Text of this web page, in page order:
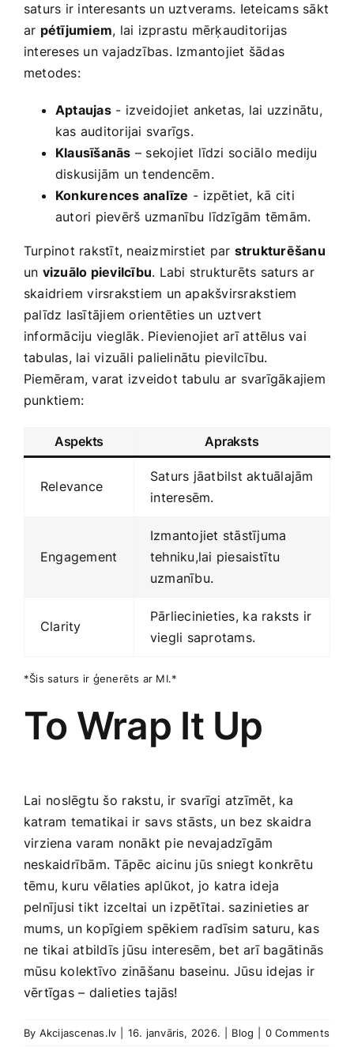
saturs ir interesants un uztverams. ​Ieteicams sākt
ar pétījumiem, lai izprastu mērķauditorijas
intereses un vajadzības. Izmantojiet ​šādas
metodes:
Aptaujas-‌ izveidojiet anketas,‍ lai uzzinātu,
kas auditorijai svarīgs.
Klausīšanās – sekojiet līdzi ⁣sociālo mediju
diskusijām​ un tendencēm.
Konkurences analīze -⁢ izpētiet, kā⁢ citi
autori pievērš uzmanību līdzīgām tēmām.
Turpinot rakstīt, neaizmirstiet​ par strukturēšanu
un vizuālo pievilcību. Labi strukturēts saturs ‌ar
skaidriem ‍virsrakstiem un apakšvirsrakstiem
palīdz lasītājiem ​orientēties un uztvert
informāciju vieglāk. Pievienojiet arī attēlus vai
tabulas, lai vizuāli palielinātu pievilcību.
Piemēram, varat‌ izveidot tabulu ar ⁤svarīgākajiem
punktiem:
Aspekts Apraksts
Relevance
Saturs jāatbilst aktuālajām
⁤interesēm.
Engagement
Izmantojiet stāstījuma
tehniku,lai piesaistītu
uzmanību.
Clarity
Pārliecinieties, ⁤ka raksts ‌ir
viegli saprotams.
*Šis saturs‍ ir ģenerēts‍ ar MI.*
To Wrap It Up
Lai ⁤noslēgtu šo ⁣rakstu, ir​ svarīgi atzīmēt, ka
katram tematikai ir ⁢savs stāsts, ⁤un bez skaidra ​
virziena varam nonākt pie ⁢nevajadzīgām
neskaidrībām. Tāpēc aicinu ​jūs sniegt konkrētu
tēmu, kuru vēlaties aplūkot, jo katra ideja
pelnījusi tikt izceltai un izpētītai. sazinieties ar
mums, un kopīgiem spēkiem radīsim saturu, kas
ne tikai atbildīs jūsu interesēm, bet arī bagātinās
mūsu kolektīvo zināšanu baseinu. Jūsu idejas ir
vērtīgas – dalieties tajās!
By Akcijascenas.lv 16. janvāris, 2026. Blog 0 Comments